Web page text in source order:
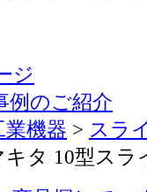
ジ
例のご紹介
業機器 > スラ
キタ 10型ス